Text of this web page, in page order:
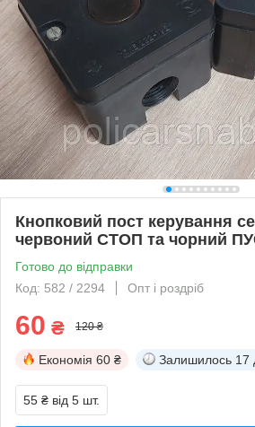
Кнопковий пост керування
червоний СТОП та чорний
Готово до відправки
Код: 582 / 2294
Опт і роздріб
60 ₴ 120 ₴
Економія 60 ₴ Залишилось 17
55 ₴ від 5 шт.